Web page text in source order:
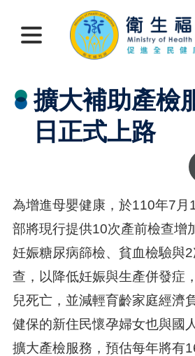
擴大補助產檢
日正式上路
為增進母嬰健康，於110年7月
部將現行提供10次產前檢查增
妊娠糖尿病篩檢、貧血檢驗與
查，以降低妊娠與生產併發症
兒死亡，並減輕育齡家庭經濟
健保的新住民懷孕婦女也與國
擴大產檢服務，預估每年將有